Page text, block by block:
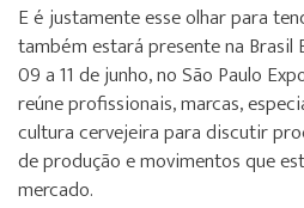
E é justamente esse olhar para
também estará presente na Brasil
09 a 11 de junho, no São Paulo
reúne profissionais, marcas,
cultura cervejeira para discutir
de produção e movimentos que
mercado.